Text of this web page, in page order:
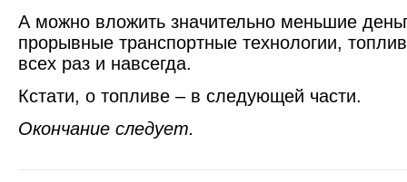
А можно вложить значительно меньшие
прорывные транспортные технологии,
всех раз и навсегда.
Кстати, о топливе – в следующей части.
Окончание следует.